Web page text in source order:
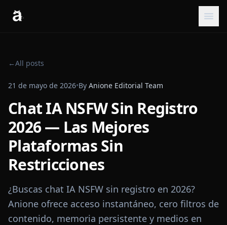
←All posts
21 de mayo de 2026•By Anione Editorial Team
Chat IA NSFW Sin Registro
2026 — Las Mejores
Plataformas Sin
Restricciones
¿Buscas chat IA NSFW sin registro en 2026?
Anione ofrece acceso instantáneo, cero filtros de
contenido, memoria persistente y medios en